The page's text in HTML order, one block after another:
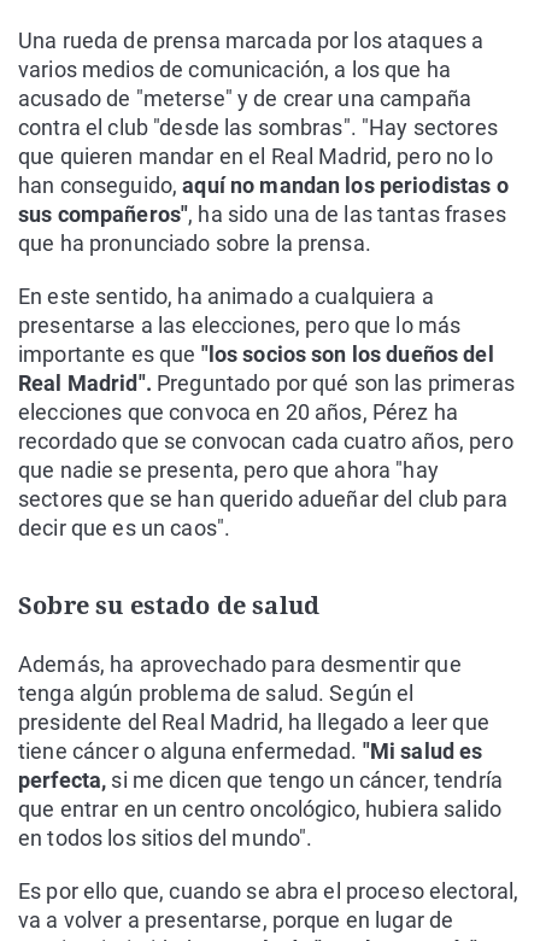
Una rueda de prensa marcada por los ataques a
varios medios de comunicación, a los que ha
acusado de "meterse" y de crear una campaña
contra el club "desde las sombras". "Hay sectores
que quieren mandar en el Real Madrid, pero no lo
han conseguido, aquí no mandan los periodistas o
sus compañeros", ha sido una de las tantas frases
que ha pronunciado sobre la prensa.
En este sentido, ha animado a cualquiera a
presentarse a las elecciones, pero que lo más
importante es que "los socios son los dueños del
Real Madrid". Preguntado por qué son las primeras
elecciones que convoca en 20 años, Pérez ha
recordado que se convocan cada cuatro años, pero
que nadie se presenta, pero que ahora "hay
sectores que se han querido adueñar del club para
decir que es un caos".
Sobre su estado de salud
Además, ha aprovechado para desmentir que
tenga algún problema de salud. Según el
presidente del Real Madrid, ha llegado a leer que
tiene cáncer o alguna enfermedad. "Mi salud es
perfecta, si me dicen que tengo un cáncer, tendría
que entrar en un centro oncológico, hubiera salido
en todos los sitios del mundo".
Es por ello que, cuando se abra el proceso electoral,
va a volver a presentarse, porque en lugar de